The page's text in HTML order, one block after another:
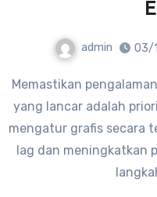
admin 03/
Memastikan pengalaman bermain Call of Duty: Warzone
yang lancar adalah
mengatur grafis secara
lag dan meningkatkan